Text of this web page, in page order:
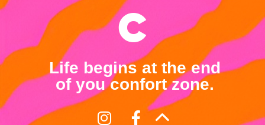
Life begins at the end
of you confort zone.